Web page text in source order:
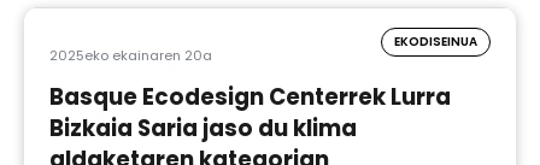
2025eko ekainaren 20a
EKODISEINUA
Basque Ecodesign Centerrek Lurra
Bizkaia Saria jaso du klima